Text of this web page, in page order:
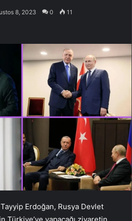
8, 2023 0 11
Erdoğan, Rusya Devlet
Türkiye’ye yapacağı ziyaretin